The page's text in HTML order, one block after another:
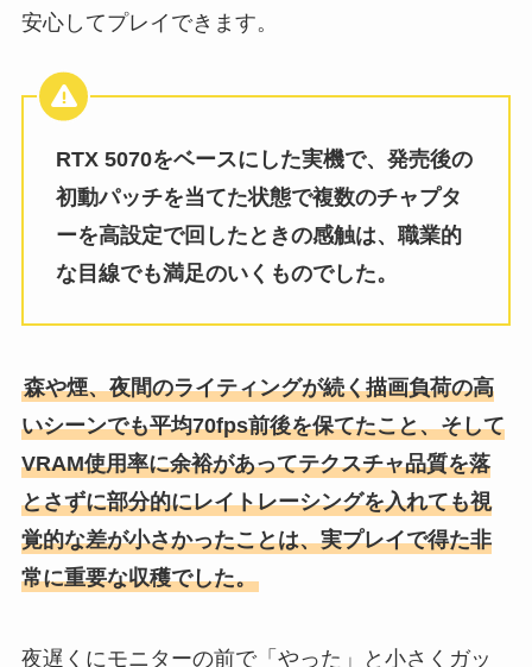
安心してプレイできます。
RTX 5070をベースにした実機で、発売後の
初動パッチを当てた状態で複数のチャプタ
ーを高設定で回したときの感触は、職業的
な目線でも満足のいくものでした。
森や煙、夜間のライティングが続く描画負荷の高
いシーンでも平均70fps前後を保てたこと、そして
VRAM使用率に余裕があってテクスチャ品質を落
とさずに部分的にレイトレーシングを入れても視
覚的な差が小さかったことは、実プレイで得た非
常に重要な収穫でした。
夜遅くにモニターの前で「やった」と小さくガッ